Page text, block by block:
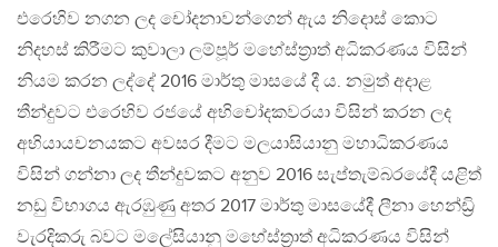
එරෙහිව නගන ලද චෝදනාවන්ගෙන් ඇය නිදොස් කොට
නිදහස් කිරීමට කුවාලා ලම්පූර් මහේස්ත්‍රාත් අධිකරණය විසින්
නියම කරන ලද්දේ 2016 මාර්තු මාසයේ දී ය. නමුත් අදාළ
තීන්දුවට එරෙහිව රජයේ අභිචෝදකවරයා විසින් කරන ලද
අභියායචනයකට අවසර දීමට මලයාසියානු මහාධිකරණය
විසින් ගන්නා ලද තීන්දුවකට අනුව 2016 සැප්තැම්බරයේදී යළිත්
නඩු විභාගය ඇරඹුණු අතර 2017 මාර්තු මාසයේදී ලීනා හෙන්ඩ්‍රි
වැරදිකරු බවට මලේසියානු මහේස්ත්‍රාත් අධිකරණය විසින්